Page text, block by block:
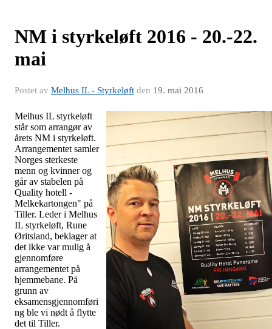
NM i styrkeløft 2016 - 20.-22.
mai
Postet av Melhus IL - Styrkeløft den 19. mai 2016
Melhus IL styrkeløft
står som arrangør av
årets NM i styrkeløft.
Arrangementet samler
Norges sterkeste
menn og kvinner og
går av stabelen på
Quality hotell -
Melkekartongen" på
Tiller. Leder i Melhus
IL styrkeløft, Rune
Øritsland, beklager at
det ikke var mulig å
gjennomføre
arrangementet på
hjemmebane. På
grunn av
eksamensgjennomføri
ng ble vi nødt å flytte
det til Tiller.